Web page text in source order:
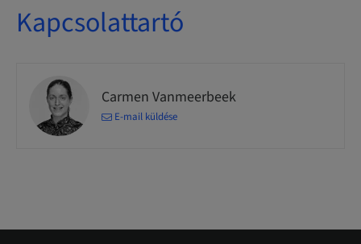
Kapcsolattartó
Carmen Vanmeerbeek
E-mail küldése